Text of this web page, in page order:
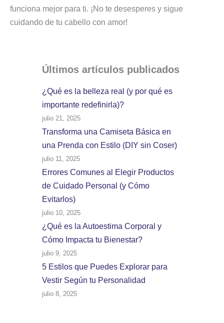
funciona mejor para ti. ¡No te desesperes y sigue
cuidando de tu cabello con amor!
Últimos artículos publicados
¿Qué es la belleza real (y por qué es
importante redefinirla)?
julio 21, 2025
Transforma una Camiseta Básica en
una Prenda con Estilo (DIY sin Coser)
julio 11, 2025
Errores Comunes al Elegir Productos
de Cuidado Personal (y Cómo
Evitarlos)
julio 10, 2025
¿Qué es la Autoestima Corporal y
Cómo Impacta tu Bienestar?
julio 9, 2025
5 Estilos que Puedes Explorar para
Vestir Según tu Personalidad
julio 8, 2025